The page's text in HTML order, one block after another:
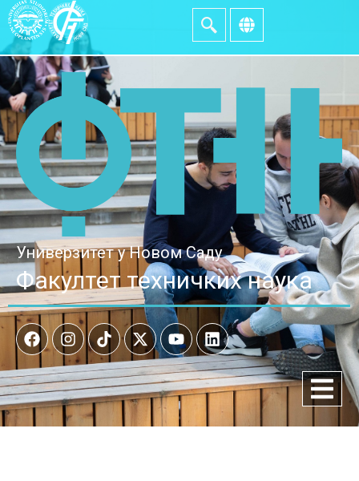
Универзитет у Новом Саду
Факултет техничких наука